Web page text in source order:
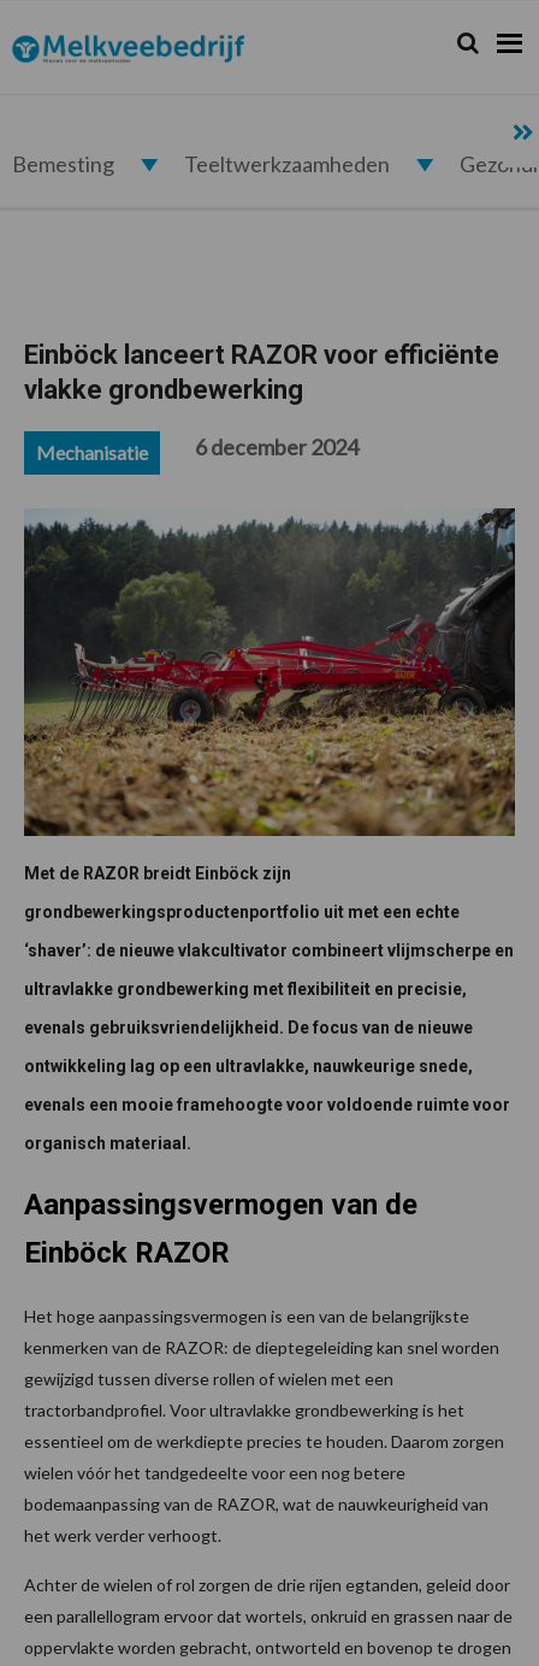
de
hoofdnavigatie
de
hoofd
de
eerste
de
voettekst
Melkveebedrijf.nl Zoeken...
Zoek
Bemesting Teeltwerkzaamheden
Einböck lanceert RAZOR voor efficiënte
vlakke grondbewerking
Mechanisatie 6 december 2024
Met de RAZOR breidt Einböck zijn
grondbewerkingsproductenportfolio uit met een echte
‘shaver’: de nieuwe vlakcultivator combineert vlijmscherpe en
ultravlakke grondbewerking met flexibiliteit en precisie,
evenals gebruiksvriendelijkheid. De focus van de nieuwe
ontwikkeling lag op een ultravlakke, nauwkeurige snede,
evenals een mooie framehoogte voor voldoende ruimte voor
organisch materiaal.
Aanpassingsvermogen van de
Einböck RAZOR
Het hoge aanpassingsvermogen is een van de belangrijkste
kenmerken van de RAZOR: de dieptegeleiding kan snel worden
gewijzigd tussen diverse rollen of wielen met een
tractorbandprofiel. Voor ultravlakke grondbewerking is het
essentieel om de werkdiepte precies te houden. Daarom zorgen
wielen vóór het tandgedeelte voor een nog betere
bodemaanpassing van de RAZOR, wat de nauwkeurigheid van
het werk verder verhoogt.
Achter de wielen of rol zorgen de drie rijen egtanden, geleid door
een parallellogram ervoor dat wortels, onkruid en grassen naar de
oppervlakte worden gebracht, ontworteld en bovenop te drogen